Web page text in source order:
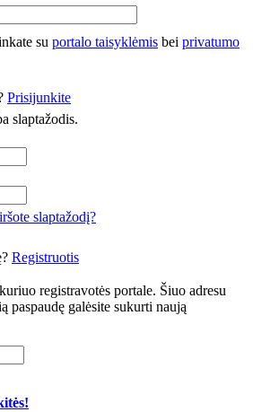
su portalo taisyklėmis bei privatumo
Prisijunkite
slaptažodis.
slaptažodį?
Registruotis
registravotės portale. Šiuo adresu
paspaudę galėsite sukurti naują